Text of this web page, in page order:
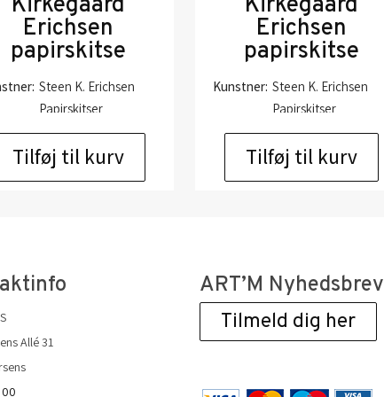
Erichsen
papirskitse
Steen K. Erichsen
Papirskitser
Størrelse: 32×24
kr.1.250,00
Tilføj til kurv
Erichsen
papirskitse
Kunstner: Steen K. Erichsen
Papirskitser
Størrelse: 32×24
kr.1.250,00
Tilføj til kurv
Allé 31
ART’M Nyhedsbrev
Tilmeld dig her